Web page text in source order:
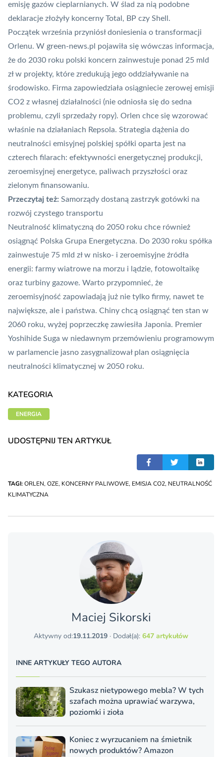
emisję gazów cieplarnianych. W ślad za nią podobne
deklaracje złożyły koncerny Total, BP czy Shell .
Początek września przyniósł doniesienia o transformacji
Orlenu. W green-news.pl pojawiła się wówczas informacja,
że do 2030 roku polski koncern zainwestuje ponad 25 mld
zł w projekty, które zredukują jego oddziaływanie na
środowisko. Firma zapowiedziała osiągniecie zerowej emisji
CO2 z własnej działalności (nie odniosła się do sedna
problemu, czyli sprzedaży ropy). Orlen chce się wzorować
właśnie na działaniach Repsola. Strategia dążenia do
neutralności emisyjnej polskiej spółki oparta jest na
czterech filarach: efektywności energetycznej produkcji,
zeroemisyjnej energetyce, paliwach przyszłości oraz
zielonym finansowaniu.
Przeczytaj też: Samorządy dostaną zastrzyk gotówki na
rozwój czystego transportu
Neutralność klimatyczną do 2050 roku chce również
osiągnąć Polska Grupa Energetyczna. Do 2030 roku spółka
zainwestuje 75 mld zł w nisko- i zeroemisyjne źródła
energii: farmy wiatrowe na morzu i lądzie, fotowoltaikę
oraz turbiny gazowe. Warto przypomnieć, że
zeroemisyjność zapowiadają już nie tylko firmy, nawet te
największe, ale i państwa. Chiny chcą osiągnąć ten stan w
2060 roku, wyżej poprzeczkę zawiesiła Japonia. Premier
Yoshihide Suga w niedawnym przemówieniu programowym
w parlamencie jasno zasygnalizował plan osiągnięcia
neutralności klimatycznej w 2050 roku.
KATEGORIA
ENERGIA
UDOSTĘPNIJ TEN ARTYKUŁ
TAGI:ORLEN, OZE, KONCERNY PALIWOWE, EMISJA CO2, NEUTRALNOŚĆ
KLIMATYCZNA
Maciej Sikorski
Aktywny od:19.11.2019 · Dodał(a): 647 artykułów
INNE ARTYKUŁY TEGO AUTORA
Szukasz nietypowego mebla? W tych
szafach można uprawiać warzywa,
poziomki i zioła
Koniec z wyrzucaniem na śmietnik
nowych produktów? Amazon